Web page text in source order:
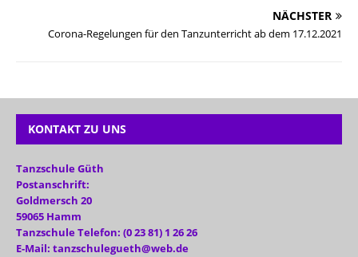
NÄCHSTER
Corona-Regelungen für den Tanzunterricht ab dem 17.12.2021
KONTAKT ZU UNS
Tanzschule Güth
Postanschrift:
Goldmersch 20
59065 Hamm
Tanzschule Telefon: (0 23 81) 1 26 26
E-Mail: tanzschulegueth@web.de